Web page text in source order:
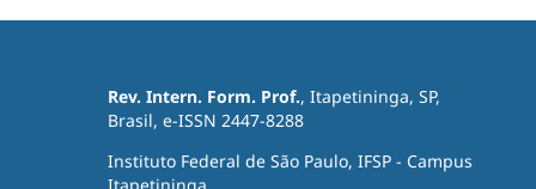
Rev. Intern. Form. Prof., Itapetininga, SP,
Brasil, e-ISSN 2447-8288
Instituto Federal de São Paulo, IFSP - Campus